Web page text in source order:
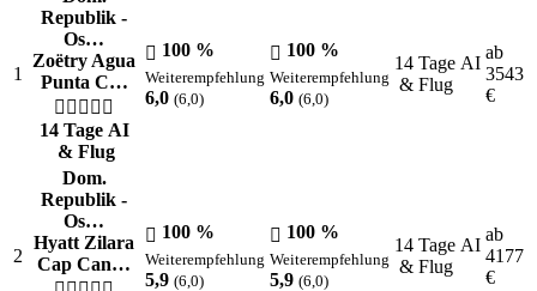
1
Republik -
Os…
Zoëtry Agua
Punta C…
14 Tage AI
& Flug
100 %
Weiterempfehlung
6,0 (6,0)
100 %
Weiterempfehlung
6,0 (6,0)
14 Tage AI
& Flug
ab
3543
€
2
Dom.
Republik -
Os…
Hyatt Zilara
Cap Can…
100 %
Weiterempfehlung
5,9 (6,0)
100 %
Weiterempfehlung
5,9 (6,0)
14 Tage AI
& Flug
ab
4177
€